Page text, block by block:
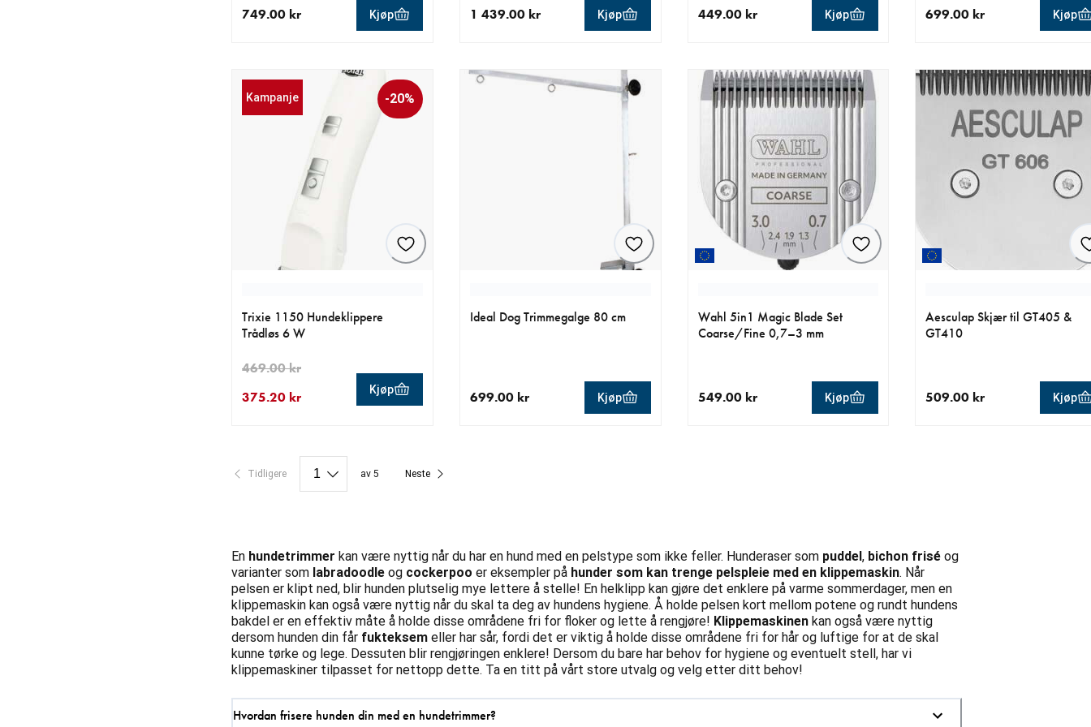
749.00 kr Kjøp 1 439.00 kr Kjøp 449.00 kr Kjøp 699.00 kr Kjøp
Kampanje -20%
Trixie 1150 Hundeklippere
Trådløs 6 W
375.20 kr
469.00 kr
Kjøp
Ideal Dog Trimmegalge 80 cm
699.00 kr Kjøp
Wahl 5in1 Magic Blade Set
Coarse/Fine 0,7–3 mm
549.00 kr Kjøp
Aesculap Skjær til GT405 &
GT410
509.00 kr Kjøp
Tidligere av 5 Neste
En hundetrimmer kan være nyttig når du har en hund med en pelstype som ikke feller. Hunderaser som puddel, bichon frisé og
varianter som labradoodle og cockerpoo er eksempler på hunder som kan trenge pelspleie med en klippemaskin. Når
pelsen er klipt ned, blir hunden plutselig mye lettere å stelle! En helklipp kan gjøre det enklere på varme sommerdager, men en
klippemaskin kan også være nyttig når du skal ta deg av hundens hygiene. Å holde pelsen kort mellom potene og rundt hundens
bakdel er en effektiv måte å holde disse områdene fri for floker og lette å rengjøre! Klippemaskinen kan også være nyttig
dersom hunden din får fukteksem eller har sår, fordi det er viktig å holde disse områdene fri for hår og luftige for at de skal
kunne tørke og lege. Dessuten blir rengjøringen enklere! Dersom du bare har behov for hygiene og eventuelt stell, har vi
klippemaskiner tilpasset for nettopp dette. Ta en titt på vårt store utvalg og velg etter ditt behov!
Hvordan frisere hunden din med en hundetrimmer?